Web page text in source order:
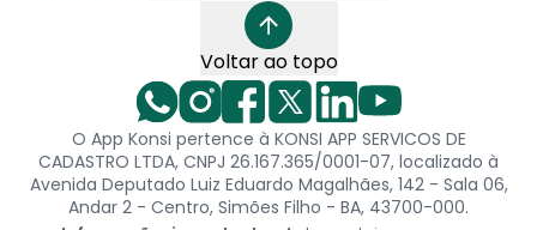
Voltar ao topo
O App Konsi pertence à KONSI APP SERVICOS DE
CADASTRO LTDA, CNPJ 26.167.365/0001-07, localizado à
Avenida Deputado Luiz Eduardo Magalhães, 142 - Sala 06,
Andar 2 - Centro, Simões Filho - BA, 43700-000.